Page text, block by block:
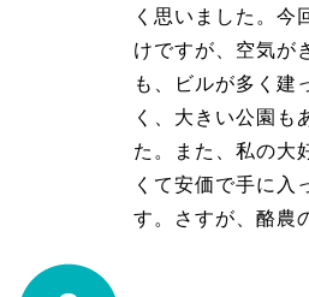
く思いました。今
けですが、空気が
も、ビルが多く建
く、大きい公園も
た。また、私の大
くて安価で手に入
す。さすが、酪農